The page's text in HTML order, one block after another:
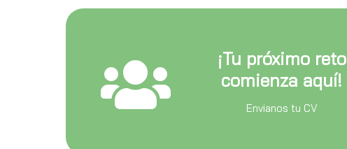
¡Tu próximo reto
comienza aquí!
Envianos tu CV